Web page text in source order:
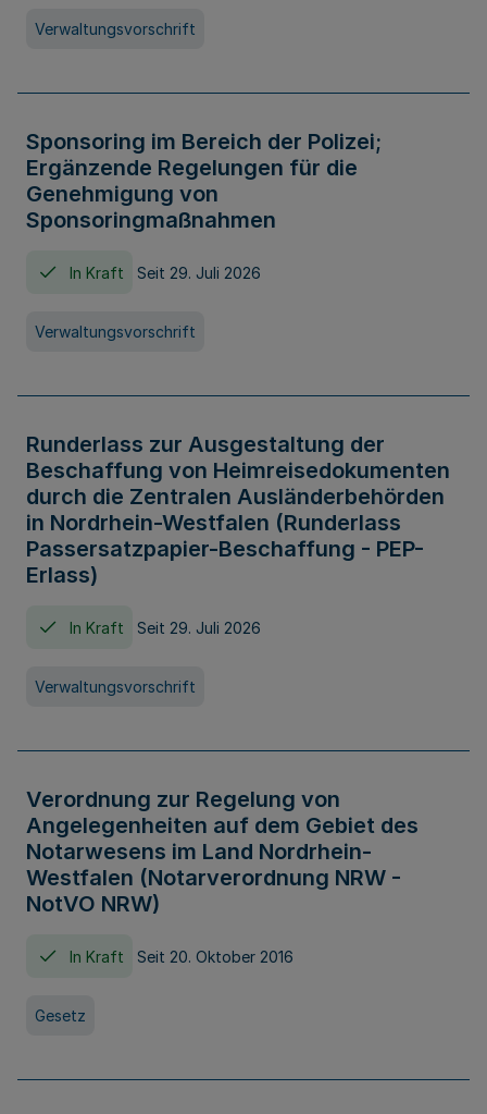
Verwaltungsvorschrift
Sponsoring im Bereich der Polizei;
Ergänzende Regelungen für die
Genehmigung von
Sponsoringmaßnahmen
In Kraft Seit 29. Juli 2026
Verwaltungsvorschrift
Runderlass zur Ausgestaltung der
Beschaffung von Heimreisedokumenten
durch die Zentralen Ausländerbehörden
in Nordrhein-Westfalen (Runderlass
Passersatzpapier-Beschaffung - PEP-
Erlass)
In Kraft Seit 29. Juli 2026
Verwaltungsvorschrift
Verordnung zur Regelung von
Angelegenheiten auf dem Gebiet des
Notarwesens im Land Nordrhein-
Westfalen (Notarverordnung NRW -
NotVO NRW)
In Kraft Seit 20. Oktober 2016
Gesetz